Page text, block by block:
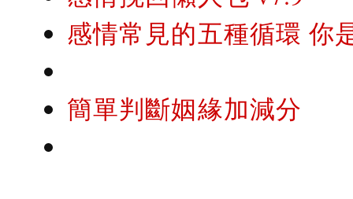
感情常見的五種循環 你
簡單判斷姻緣加減分